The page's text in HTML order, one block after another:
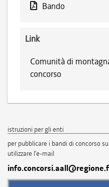
Bando
Link
Comunità di
concorso
istruzioni per gli enti
per pubblicare i bandi di concorso
utilizzare l'e-mail